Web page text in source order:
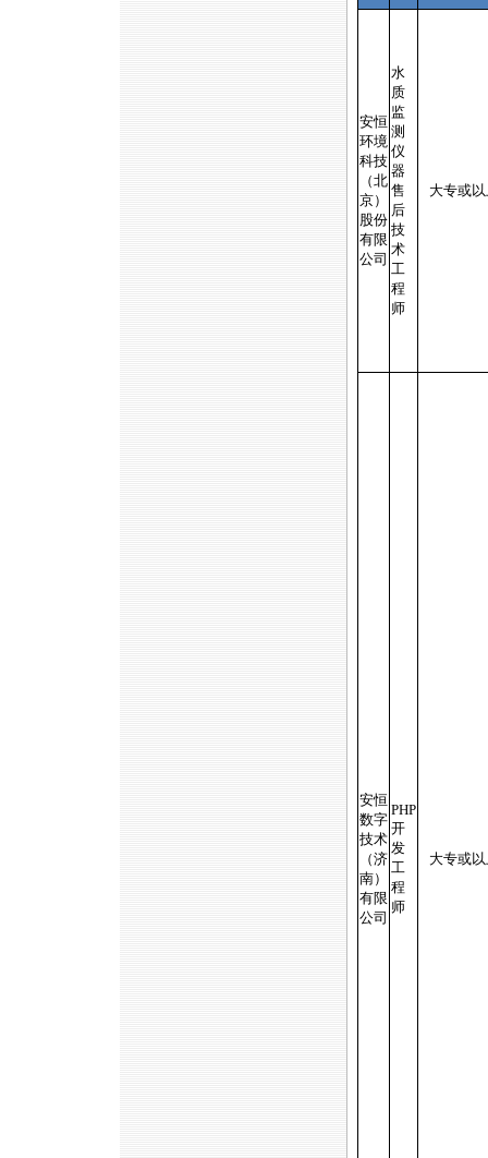
安恒
环境
科技
（北
京）
股份
有限
公司
水
质
监
测
仪
器
售
后
技
术
工
程
师
大专或
安恒
数字
技术
（济
南）
有限
公司
PHP
开
发
工
程
师
大专或